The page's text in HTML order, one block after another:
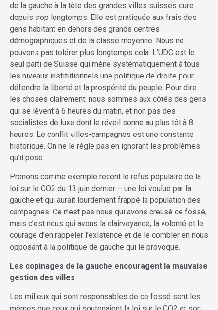
de la gauche à la tête des grandes villes suisses dure
depuis trop longtemps. Elle est pratiquée aux frais des
gens habitant en dehors des grands centres
démographiques et de la classe moyenne. Nous ne
pouvons pas tolérer plus longtemps cela. L’UDC est le
seul parti de Suisse qui mène systématiquement à tous
les niveaux institutionnels une politique de droite pour
défendre la liberté et la prospérité du peuple. Pour dire
les choses clairement: nous sommes aux côtés des gens
qui se lèvent à 6 heures du matin, et non pas des
socialistes de luxe dont le réveil sonne au plus tôt à 8
heures. Le conflit villes-campagnes est une constante
historique. On ne le règle pas en ignorant les problèmes
qu’il pose.
Prenons comme exemple récent le refus populaire de la
loi sur le CO2 du 13 juin dernier – une loi voulue par la
gauche et qui aurait lourdement frappé la population des
campagnes. Ce n’est pas nous qui avons creusé ce fossé,
mais c’est nous qui avons la clairvoyance, la volonté et le
courage d’en rappeler l’existence et de le combler en nous
opposant à la politique de gauche qui le provoque.
Les copinages de la gauche encouragent la mauvaise
gestion des villes
Les milieux qui sont responsables de ce fossé sont les
mêmes que ceux qui soutenaient la loi sur le CO2 et son